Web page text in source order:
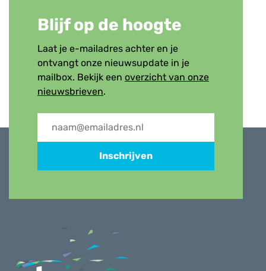
Blijf op de hoogte
Laat je e-mailadres achter en je
ontvangt onze nieuwsupdate in je
mailbox. Bekijk een overzicht van onze
nieuwsbrieven.
Inschrijven